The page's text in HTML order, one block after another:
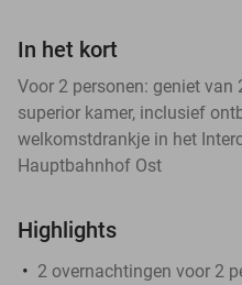
In het kort
Voor 2 personen: geniet van
superior kamer, inclusief
welkomstdrankje in het
Hauptbahnhof Ost
Highlights
2 overnachtingen voor 2